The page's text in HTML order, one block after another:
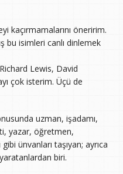
kaçırmamalarını öneririm.
bu isimleri canlı dinlemek
Lewis, David
çok isterim. Üçü de
uzman, işadamı,
yazar, öğretmen,
ünvanları taşıyan; ayrıca
biri.